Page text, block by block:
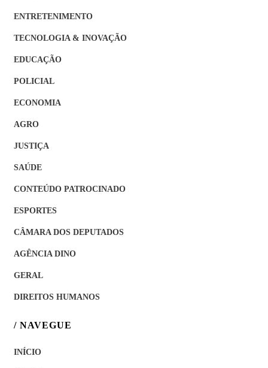
ENTRETENIMENTO
TECNOLOGIA & INOVAÇÃO
EDUCAÇÃO
POLICIAL
ECONOMIA
AGRO
JUSTIÇA
SAÚDE
CONTEÚDO PATROCINADO
ESPORTES
CÂMARA DOS DEPUTADOS
AGÊNCIA DINO
GERAL
DIREITOS HUMANOS
/ NAVEGUE
INÍCIO